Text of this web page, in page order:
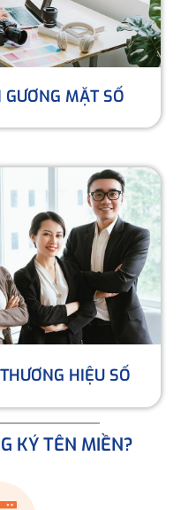
MẶT SỐ
HIỆU SỐ
KÝ TÊN MIỀN?